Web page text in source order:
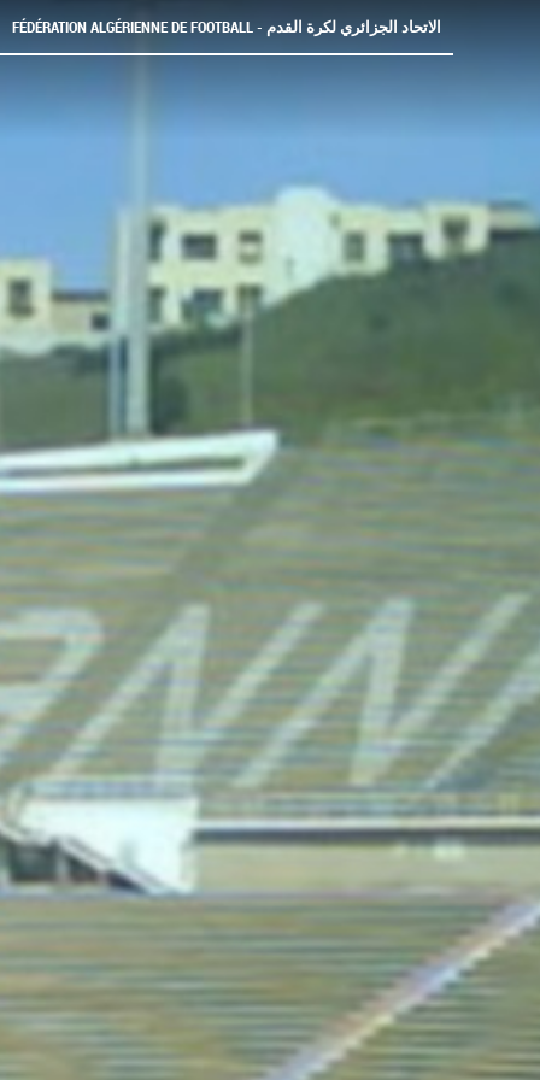
FÉDÉRATION ALGÉRIENNE DE FOOTBALL - الاتحاد الجزائري لكرة القدم